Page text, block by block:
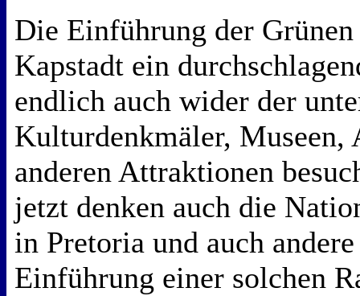
Die Einführung der
Kapstadt ein
endlich auch wider der
Kulturdenkmäler, Museen,
anderen Attraktionen
jetzt denken auch die
in Pretoria und auch
Einführung einer solchen